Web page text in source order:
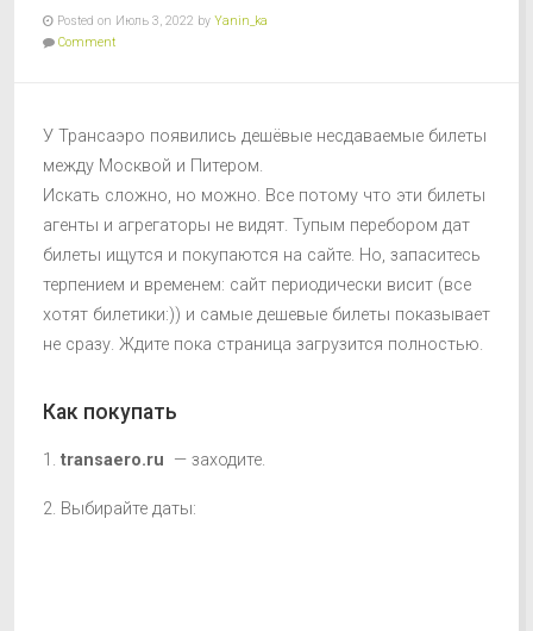
Posted on Июль 3, 2022 by Yanin_ka
Comment
У Трансаэро появились дешёвые несдаваемые билеты
между Москвой и Питером.
Искать сложно, но можно. Все потому что эти билеты
агенты и агрегаторы не видят. Тупым перебором дат
билеты ищутся и покупаются на сайте. Но, запаситесь
терпением и временем: сайт периодически висит (все
хотят билетики:)) и самые дешевые билеты показывает
не сразу. Ждите пока страница загрузится полностью.
Как покупать
1. transaero.ru — заходите.
2. Выбирайте даты: